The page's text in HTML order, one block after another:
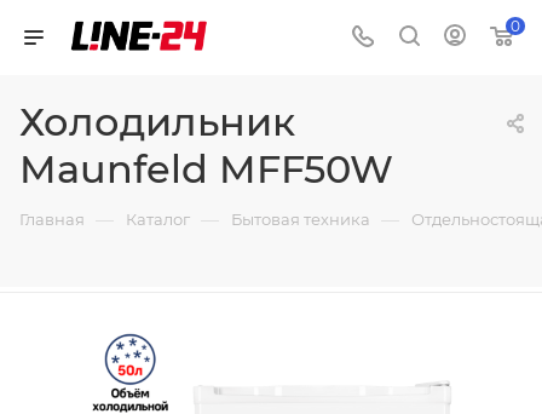
0
Холодильник
Maunfeld MFF50W
Главная — Каталог — Бытовая техника —